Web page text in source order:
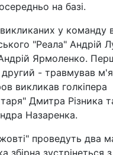
на базі.
у команду
"Реала" Андрій
Ярмоленко.
другий - травмував
викликав голкіпера
Дмитра Різника
Назаренка.
проведуть два